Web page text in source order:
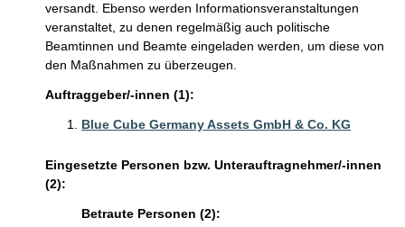
versandt. Ebenso werden Informationsveranstaltungen
veranstaltet, zu denen regelmäßig auch politische
Beamtinnen und Beamte eingeladen werden, um diese von
den Maßnahmen zu überzeugen.
Auftraggeber/-innen (1):
Blue Cube Germany Assets GmbH & Co. KG
Eingesetzte Personen bzw. Unterauftragnehmer/-innen
(2):
Betraute Personen (2):